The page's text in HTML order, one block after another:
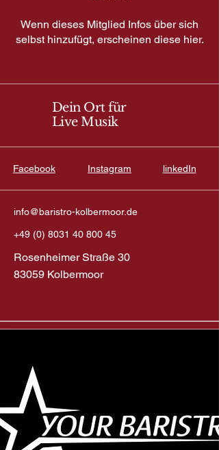
Wenn dieses Mitglied Infos über sich
selbst hinzufügt, erscheinen diese hier.
Dein Ort für
Live Musik
Facebook Instagram linkedIn
info@baristro-kolbermoor.de
+49 (0) 8031 40 800 45
Rosenheimer Straße 30
83059 Kolbermoor